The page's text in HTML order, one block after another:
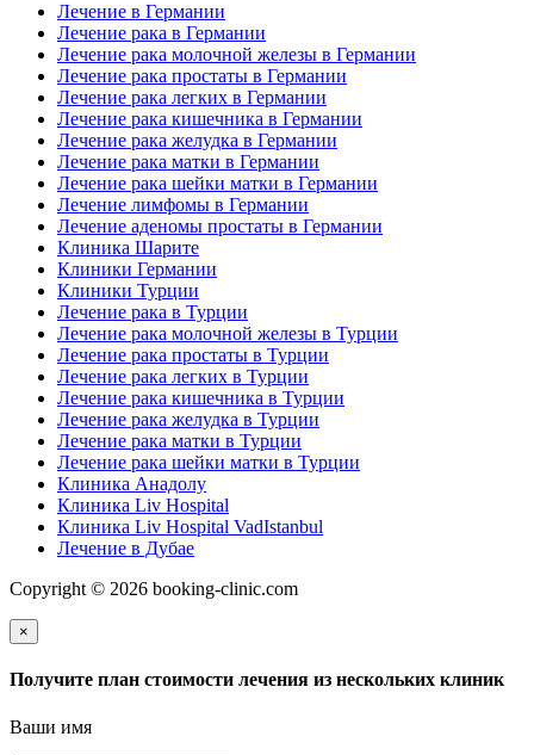
Лечение в Германии
Лечение рака в Германии
Лечение рака молочной железы в Германии
Лечение рака простаты в Германии
Лечение рака легких в Германии
Лечение рака кишечника в Германии
Лечение рака желудка в Германии
Лечение рака матки в Германии
Лечение рака шейки матки в Германии
Лечение лимфомы в Германии
Лечение аденомы простаты в Германии
Клиника Шарите
Клиники Германии
Клиники Турции
Лечение рака в Турции
Лечение рака молочной железы в Турции
Лечение рака простаты в Турции
Лечение рака легких в Турции
Лечение рака кишечника в Турции
Лечение рака желудка в Турции
Лечение рака матки в Турции
Лечение рака шейки матки в Турции
Клиника Анадолу
Клиника Liv Hospital
Клиника Liv Hospital VadIstanbul
Лечение в Дубае
Copyright © 2026 booking-clinic.com
×
Получите план стоимости лечения из нескольких клиник
Ваши имя